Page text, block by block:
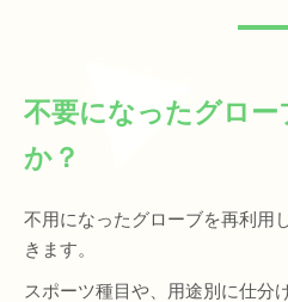
不要になったグロ
か？
不用になったグローブを再利用
きます。
スポーツ種目や、用途別に仕分